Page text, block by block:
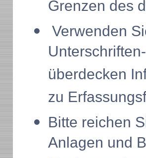
Grenzen des
Verwenden
überdecken
zu
Bitte reichen
Anlagen und